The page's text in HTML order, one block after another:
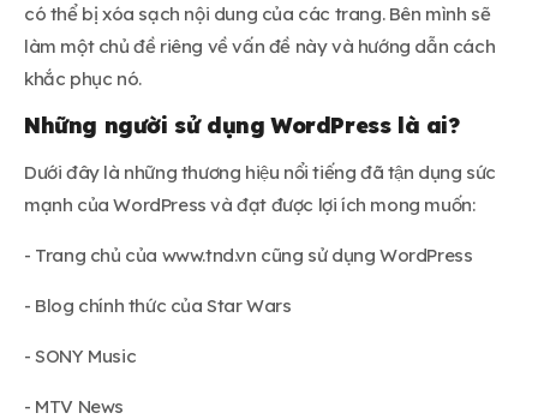
có thể bị xóa sạch nội dung của các trang. Bên mình sẽ
làm một chủ đề riêng về vấn đề này và hướng dẫn cách
khắc phục nó.
Những người sử dụng WordPress là ai?
Dưới đây là những thương hiệu nổi tiếng đã tận dụng sức
mạnh của WordPress và đạt được lợi ích mong muốn:
- Trang chủ của www.tnd.vn cũng sử dụng WordPress
- Blog chính thức của Star Wars
- SONY Music
- MTV News